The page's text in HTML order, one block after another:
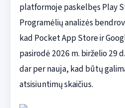
platformoje paskelbęs Play
Programėlių analizės
kad Pocket App Store ir
pasirodė 2026 m. birželio 29
dar per nauja, kad būtų
atsisiuntimų skaičius.